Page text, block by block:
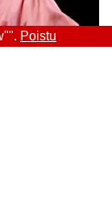
Poistu